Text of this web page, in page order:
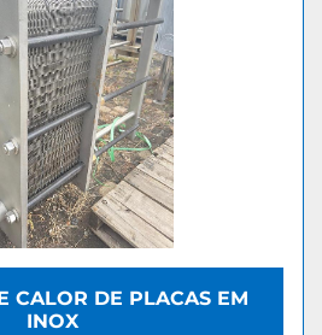
CALOR DE PLACAS EM
INOX